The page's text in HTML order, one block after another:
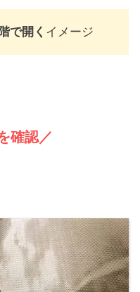
で開く イメージ
確認／